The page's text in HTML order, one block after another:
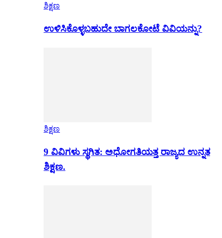
ಶಿಕ್ಷಣ
ಉಳಿಸಿಕೊಳ್ಳಬಹುದೇ ಬಾಗಲಕೋಟೆ ವಿವಿಯನ್ನು?
ಶಿಕ್ಷಣ
9 ವಿವಿಗಳು ಸ್ಥಗಿತ: ಅಧೋಗತಿಯತ್ತ ರಾಜ್ಯದ ಉನ್ನತ
ಶಿಕ್ಷಣ.